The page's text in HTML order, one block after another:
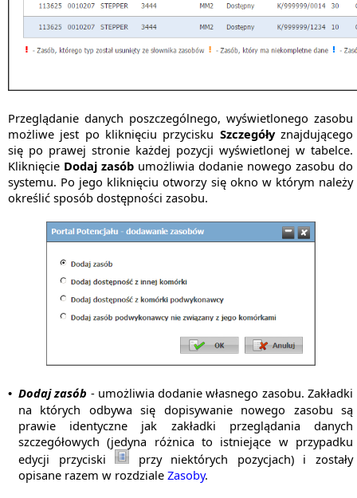
Przeglądanie danych poszczególnego, wyświetlonego zasobu
możliwe jest po kliknięciu przycisku Szczegółyznajdującego
się po prawej stronie każdej pozycji wyświetlonej w tabelce.
Kliknięcie Dodaj zasób umożliwia dodanie nowego zasobu do
systemu. Po jego kliknięciu otworzy się okno w którym należy
określić sposób dostępności zasobu.
• Dodaj zasób - umożliwia dodanie własnego zasobu. Zakładki
na których odbywa się dopisywanie nowego zasobu są
prawie identyczne jak zakładki przeglądania danych
szczegółowych (jedyna różnica to istniejące w przypadku
edycji przyciski
przy niektórych pozycjach) i zostały
opisane razem w rozdziale Zasoby.